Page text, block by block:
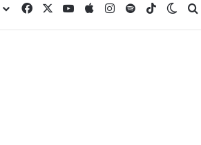
FacebookYouTube
AppleInstagram
SpotifyTikTok